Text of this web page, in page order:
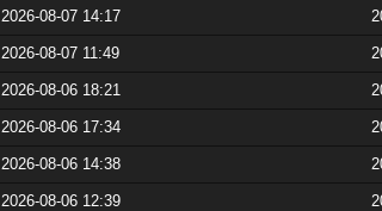
2026-08-07 14:17
2026-08-07 11:49
2026-08-06 18:21
2026-08-06 17:34
2026-08-06 14:38
2026-08-06 12:39